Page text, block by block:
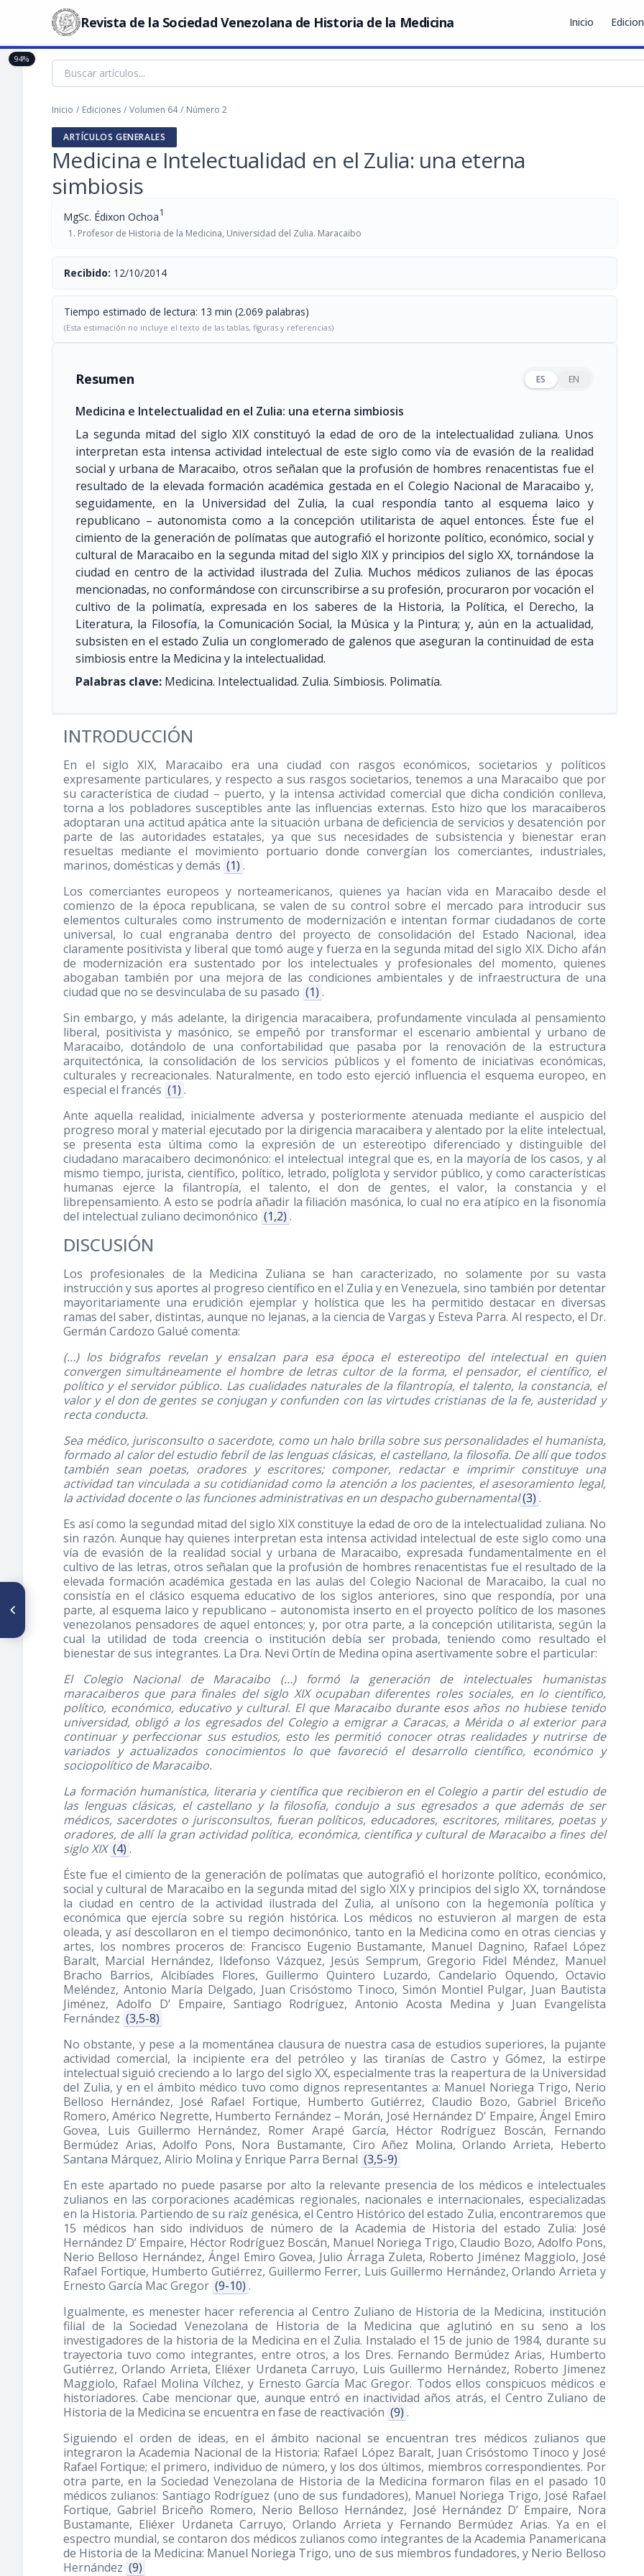
Revista de la Sociedad Venezolana de Historia de la Medicina Inicio
Inicio / Ediciones / Volumen 64 / Número 2
ARTÍCULOS GENERALES
Medicina e Intelectualidad en el Zulia: una eterna
simbiosis
MgSc. Édixon Ochoa1
Profesor de Historia de la Medicina, Universidad del Zulia. Maracaibo
Recibido: 12/10/2014
Tiempo estimado de lectura: 13 min (2.069 palabras)
(Esta estimación no incluye el texto de las tablas, figuras y referencias)
Resumen ES EN
Medicina e Intelectualidad en el Zulia: una eterna simbiosis
La segunda mitad del siglo XIX constituyó la edad de oro de la intelectualidad zuliana. Unos
interpretan esta intensa actividad intelectual de este siglo como vía de evasión de la realidad
social y urbana de Maracaibo, otros señalan que la profusión de hombres renacentistas fue el
resultado de la elevada formación académica gestada en el Colegio Nacional de Maracaibo y,
seguidamente, en la Universidad del Zulia, la cual respondía tanto al esquema laico y
republicano – autonomista como a la concepción utilitarista de aquel entonces. Éste fue el
cimiento de la generación de polímatas que autografió el horizonte político, económico, social y
cultural de Maracaibo en la segunda mitad del siglo XIX y principios del siglo XX, tornándose la
ciudad en centro de la actividad ilustrada del Zulia. Muchos médicos zulianos de las épocas
mencionadas, no conformándose con circunscribirse a su profesión, procuraron por vocación el
cultivo de la polimatía, expresada en los saberes de la Historia, la Política, el Derecho, la
Literatura, la Filosofía, la Comunicación Social, la Música y la Pintura; y, aún en la actualidad,
subsisten en el estado Zulia un conglomerado de galenos que aseguran la continuidad de esta
simbiosis entre la Medicina y la intelectualidad.
Palabras clave: Medicina. Intelectualidad. Zulia. Simbiosis. Polimatía.
INTRODUCCIÓN
En el siglo XIX, Maracaibo era una ciudad con rasgos económicos, societarios y políticos
expresamente particulares, y respecto a sus rasgos societarios, tenemos a una Maracaibo que por
su característica de ciudad – puerto, y la intensa actividad comercial que dicha condición conlleva,
torna a los pobladores susceptibles ante las influencias externas. Esto hizo que los maracaiberos
adoptaran una actitud apática ante la situación urbana de deficiencia de servicios y desatención por
parte de las autoridades estatales, ya que sus necesidades de subsistencia y bienestar eran
resueltas mediante el movimiento portuario donde convergían los comerciantes, industriales,
marinos, domésticas y demás (1) .
Los comerciantes europeos y norteamericanos, quienes ya hacían vida en Maracaibo desde el
comienzo de la época republicana, se valen de su control sobre el mercado para introducir sus
elementos culturales como instrumento de modernización e intentan formar ciudadanos de corte
universal, lo cual engranaba dentro del proyecto de consolidación del Estado Nacional, idea
claramente positivista y liberal que tomó auge y fuerza en la segunda mitad del siglo XIX. Dicho afán
de modernización era sustentado por los intelectuales y profesionales del momento, quienes
abogaban también por una mejora de las condiciones ambientales y de infraestructura de una
ciudad que no se desvinculaba de su pasado (1) .
Sin embargo, y más adelante, la dirigencia maracaibera, profundamente vinculada al pensamiento
liberal, positivista y masónico, se empeñó por transformar el escenario ambiental y urbano de
Maracaibo, dotándolo de una confortabilidad que pasaba por la renovación de la estructura
arquitectónica, la consolidación de los servicios públicos y el fomento de iniciativas económicas,
culturales y recreacionales. Naturalmente, en todo esto ejerció influencia el esquema europeo, en
especial el francés (1) .
Ante aquella realidad, inicialmente adversa y posteriormente atenuada mediante el auspicio del
progreso moral y material ejecutado por la dirigencia maracaibera y alentado por la elite intelectual,
se presenta esta última como la expresión de un estereotipo diferenciado y distinguible del
ciudadano maracaibero decimonónico: el intelectual integral que es, en la mayoría de los casos, y al
mismo tiempo, jurista, científico, político, letrado, políglota y servidor público, y como características
humanas ejerce la filantropía, el talento, el don de gentes, el valor, la constancia y el
librepensamiento. A esto se podría añadir la filiación masónica, lo cual no era atípico en la fisonomía
del intelectual zuliano decimonónico (1,2) .
DISCUSIÓN
Los profesionales de la Medicina Zuliana se han caracterizado, no solamente por su vasta
instrucción y sus aportes al progreso científico en el Zulia y en Venezuela, sino también por detentar
mayoritariamente una erudición ejemplar y holística que les ha permitido destacar en diversas
ramas del saber, distintas, aunque no lejanas, a la ciencia de Vargas y Esteva Parra. Al respecto, el Dr.
Germán Cardozo Galué comenta:
(…) los biógrafos revelan y ensalzan para esa época el estereotipo del intelectual en quien
convergen simultáneamente el hombre de letras cultor de la forma, el pensador, el científico, el
político y el servidor público. Las cualidades naturales de la filantropía, el talento, la constancia, el
valor y el don de gentes se conjugan y confunden con las virtudes cristianas de la fe, austeridad y
recta conducta.
Sea médico, jurisconsulto o sacerdote, como un halo brilla sobre sus personalidades el humanista,
formado al calor del estudio febril de las lenguas clásicas, el castellano, la filosofía. De allí que todos
también sean poetas, oradores y escritores; componer, redactar e imprimir constituye una
actividad tan vinculada a su cotidianidad como la atención a los pacientes, el asesoramiento legal,
la actividad docente o las funciones administrativas en un despacho gubernamental(3) .
Es así como la segundad mitad del siglo XIX constituye la edad de oro de la intelectualidad zuliana. No
sin razón. Aunque hay quienes interpretan esta intensa actividad intelectual de este siglo como una
vía de evasión de la realidad social y urbana de Maracaibo, expresada fundamentalmente en el
cultivo de las letras, otros señalan que la profusión de hombres renacentistas fue el resultado de la
elevada formación académica gestada en las aulas del Colegio Nacional de Maracaibo, la cual no
consistía en el clásico esquema educativo de los siglos anteriores, sino que respondía, por una
parte, al esquema laico y republicano – autonomista inserto en el proyecto político de los masones
venezolanos pensadores de aquel entonces; y, por otra parte, a la concepción utilitarista, según la
cual la utilidad de toda creencia o institución debía ser probada, teniendo como resultado el
bienestar de sus integrantes. La Dra. Nevi Ortín de Medina opina asertivamente sobre el particular:
El Colegio Nacional de Maracaibo (…) formó la generación de intelectuales humanistas
maracaiberos que para finales del siglo XIX ocupaban diferentes roles sociales, en lo científico,
político, económico, educativo y cultural. El que Maracaibo durante esos años no hubiese tenido
universidad, obligó a los egresados del Colegio a emigrar a Caracas, a Mérida o al exterior para
continuar y perfeccionar sus estudios, esto les permitió conocer otras realidades y nutrirse de
variados y actualizados conocimientos lo que favoreció el desarrollo científico, económico y
sociopolítico de Maracaibo.
La formación humanística, literaria y científica que recibieron en el Colegio a partir del estudio de
las lenguas clásicas, el castellano y la filosofía, condujo a sus egresados a que además de ser
médicos, sacerdotes o jurisconsultos, fueran políticos, educadores, escritores, militares, poetas y
oradores, de allí la gran actividad política, económica, científica y cultural de Maracaibo a fines del
siglo XIX (4) .
Éste fue el cimiento de la generación de polímatas que autografió el horizonte político, económico,
social y cultural de Maracaibo en la segunda mitad del siglo XIX y principios del siglo XX, tornándose
la ciudad en centro de la actividad ilustrada del Zulia, al unísono con la hegemonía política y
económica que ejercía sobre su región histórica. Los médicos no estuvieron al margen de esta
oleada, y así descollaron en el tiempo decimonónico, tanto en la Medicina como en otras ciencias y
artes, los nombres proceros de: Francisco Eugenio Bustamante, Manuel Dagnino, Rafael López
Baralt, Marcial Hernández, Ildefonso Vázquez, Jesús Semprum, Gregorio Fidel Méndez, Manuel
Bracho Barrios, Alcibíades Flores, Guillermo Quintero Luzardo, Candelario Oquendo, Octavio
Meléndez, Antonio María Delgado, Juan Crisóstomo Tinoco, Simón Montiel Pulgar, Juan Bautista
Jiménez, Adolfo D’ Empaire, Santiago Rodríguez, Antonio Acosta Medina y Juan Evangelista
Fernández (3,5-8)
No obstante, y pese a la momentánea clausura de nuestra casa de estudios superiores, la pujante
actividad comercial, la incipiente era del petróleo y las tiranías de Castro y Gómez, la estirpe
intelectual siguió creciendo a lo largo del siglo XX, especialmente tras la reapertura de la Universidad
del Zulia, y en el ámbito médico tuvo como dignos representantes a: Manuel Noriega Trigo, Nerio
Belloso Hernández, José Rafael Fortique, Humberto Gutiérrez, Claudio Bozo, Gabriel Briceño
Romero, Américo Negrette, Humberto Fernández – Morán, José Hernández D’ Empaire, Ángel Emiro
Govea, Luis Guillermo Hernández, Romer Arapé García, Héctor Rodríguez Boscán, Fernando
Bermúdez Arias, Adolfo Pons, Nora Bustamante, Ciro Añez Molina, Orlando Arrieta, Heberto
Santana Márquez, Alirio Molina y Enrique Parra Bernal (3,5-9)
En este apartado no puede pasarse por alto la relevante presencia de los médicos e intelectuales
zulianos en las corporaciones académicas regionales, nacionales e internacionales, especializadas
en la Historia. Partiendo de su raíz genésica, el Centro Histórico del estado Zulia, encontraremos que
15 médicos han sido individuos de número de la Academia de Historia del estado Zulia: José
Hernández D’ Empaire, Héctor Rodríguez Boscán, Manuel Noriega Trigo, Claudio Bozo, Adolfo Pons,
Nerio Belloso Hernández, Ángel Emiro Govea, Julio Árraga Zuleta, Roberto Jiménez Maggiolo, José
Rafael Fortique, Humberto Gutiérrez, Guillermo Ferrer, Luis Guillermo Hernández, Orlando Arrieta y
Ernesto García Mac Gregor (9-10) .
Igualmente, es menester hacer referencia al Centro Zuliano de Historia de la Medicina, institución
filial de la Sociedad Venezolana de Historia de la Medicina que aglutinó en su seno a los
investigadores de la historia de la Medicina en el Zulia. Instalado el 15 de junio de 1984, durante su
trayectoria tuvo como integrantes, entre otros, a los Dres. Fernando Bermúdez Arias, Humberto
Gutiérrez, Orlando Arrieta, Eliéxer Urdaneta Carruyo, Luis Guillermo Hernández, Roberto Jimenez
Maggiolo, Rafael Molina Vílchez, y Ernesto García Mac Gregor. Todos ellos conspicuos médicos e
historiadores. Cabe mencionar que, aunque entró en inactividad años atrás, el Centro Zuliano de
Historia de la Medicina se encuentra en fase de reactivación (9) .
Siguiendo el orden de ideas, en el ámbito nacional se encuentran tres médicos zulianos que
integraron la Academia Nacional de la Historia: Rafael López Baralt, Juan Crisóstomo Tinoco y José
Rafael Fortique; el primero, individuo de número, y los dos últimos, miembros correspondientes. Por
otra parte, en la Sociedad Venezolana de Historia de la Medicina formaron filas en el pasado 10
médicos zulianos: Santiago Rodríguez (uno de sus fundadores), Manuel Noriega Trigo, José Rafael
Fortique, Gabriel Briceño Romero, Nerio Belloso Hernández, José Hernández D’ Empaire, Nora
Bustamante, Eliéxer Urdaneta Carruyo, Orlando Arrieta y Fernando Bermúdez Arias. Ya en el
espectro mundial, se contaron dos médicos zulianos como integrantes de la Academia Panamericana
de Historia de la Medicina: Manuel Noriega Trigo, uno de sus miembros fundadores, y Nerio Belloso
Hernández (9)
94%
ARTÍCULO ANTERIOR
El médico Rosendo Gómez
Peraza, preso en La Rotunda